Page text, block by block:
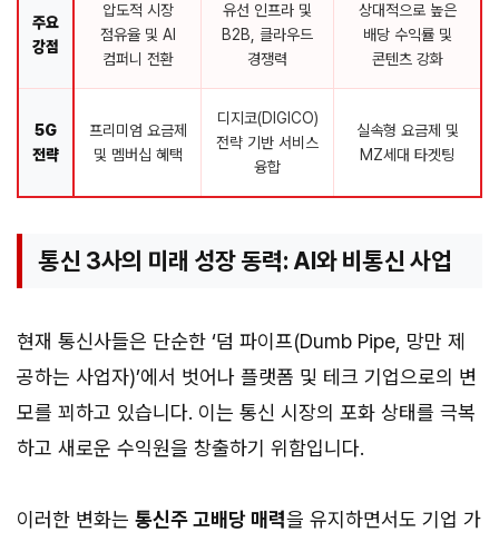
주요
강점
압도적 시장
점유율 및 AI
컴퍼니 전환
유선 인프라 및
B2B, 클라우드
경쟁력
상대적으로 높은
배당 수익률 및
콘텐츠 강화
5G
전략
프리미엄 요금제
및 멤버십 혜택
디지코(DIGICO)
전략 기반 서비스
융합
실속형 요금제 및
MZ세대 타겟팅
통신 3사의 미래 성장 동력: AI와 비통신 사업
현재 통신사들은 단순한 ‘덤 파이프(Dumb Pipe, 망만 제
공하는 사업자)’에서 벗어나 플랫폼 및 테크 기업으로의 변
모를 꾀하고 있습니다. 이는 통신 시장의 포화 상태를 극복
하고 새로운 수익원을 창출하기 위함입니다.
이러한 변화는 통신주 고배당 매력을 유지하면서도 기업 가